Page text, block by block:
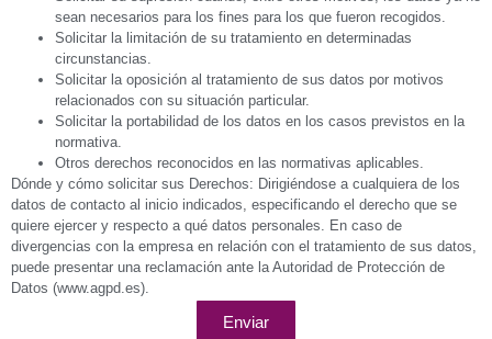
sean necesarios para los fines para los que fueron recogidos.
Solicitar la limitación de su tratamiento en determinadas
circunstancias.
Solicitar la oposición al tratamiento de sus datos por motivos
relacionados con su situación particular.
Solicitar la portabilidad de los datos en los casos previstos en la
normativa.
Otros derechos reconocidos en las normativas aplicables.
Dónde y cómo solicitar sus Derechos: Dirigiéndose a cualquiera de los
datos de contacto al inicio indicados, especificando el derecho que se
quiere ejercer y respecto a qué datos personales. En caso de
divergencias con la empresa en relación con el tratamiento de sus datos,
puede presentar una reclamación ante la Autoridad de Protección de
Datos (www.agpd.es).
Enviar